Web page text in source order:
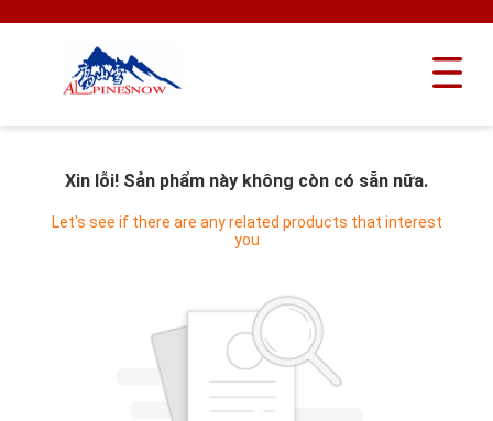
Xin lỗi! Sản phẩm này không còn có sẵn nữa.
Let's see if there are any related products that interest
you